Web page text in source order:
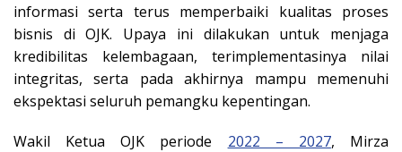
informasi serta terus memperbaiki kualitas proses
bisnis di OJK. Upaya ini dilakukan untuk menjaga
kredibilitas kelembagaan, terimplementasinya nilai
integritas, serta pada akhirnya mampu memenuhi
ekspektasi seluruh pemangku kepentingan.
Wakil Ketua OJK periode 2022 – 2027, Mirza